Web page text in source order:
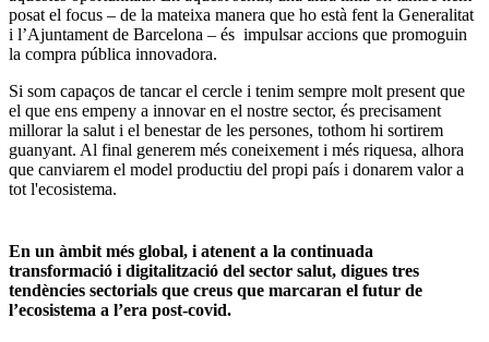
posat el focus – de la mateixa manera que ho està fent la Generalitat
i l’Ajuntament de Barcelona – és impulsar accions que promoguin
la compra pública innovadora.
Si som capaços de tancar el cercle i tenim sempre molt present que
el que ens empeny a innovar en el nostre sector, és precisament
millorar la salut i el benestar de les persones, tothom hi sortirem
guanyant. Al final generem més coneixement i més riquesa, alhora
que canviarem el model productiu del propi país i donarem valor a
tot l'ecosistema.
En un àmbit més global, i atenent a la continuada
transformació i digitalització del sector salut, digues tres
tendències sectorials que creus que marcaran el futur de
l’ecosistema a l’era post-covid.